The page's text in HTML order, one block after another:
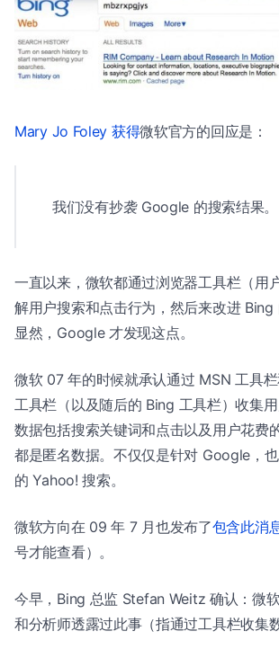
Mary Jo Foley 获得微软官方的回应是：
我们没有抄袭 Google 的搜索结果。
一直以来，微软都通过浏览器工具栏（用
解用户搜索和点击行为，然后来改进 Bing
显然，Google 才发现这点。
微软 07 年的时候就承认通过 MSN 工具
工具栏（以及随后的 Bing 工具栏）收集
数据包括搜索关键词和点击以及用户花费
都是匿名数据。不仅仅是针对 Google，
的 Yahoo! 搜索。
微软方向在 09 年 7 月也发布了包含此消
号才能查看）。
今早，Bing 总监 Stefan Weitz 确认：微
和分析师透露过此事（指通过工具栏收集